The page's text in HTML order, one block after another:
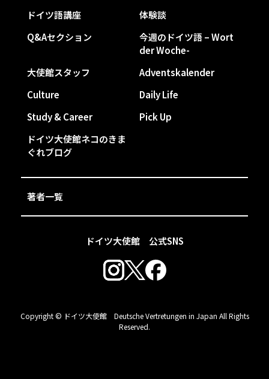
ドイツ大使館 公式SNS
ドイツ語講座
体験談
Q&Aセクション
今週のドイツ語 – Wort
der Woche-
大使館スタッフ
Adventskalender
Culture
Daily Life
Study & Career
Pick Up
ドイツ大使館ネコのきま
ぐれブログ
著者一覧
Copyright © ドイツ大使館 Deutsche Vertretungen in Japan All Rights
Reserved.